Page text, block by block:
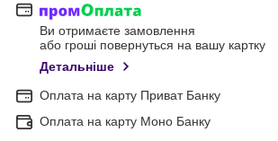
Ви отримаєте замовлення
або гроші повернуться на вашу картку
Детальніше
Оплата на карту Приват Банку
Оплата на карту Моно Банку